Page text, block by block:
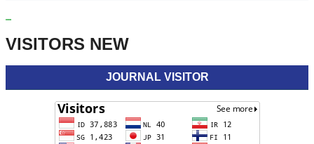
VISITORS NEW
JOURNAL VISITOR